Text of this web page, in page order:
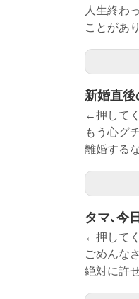
人生終わ
ことがあ
新婚直
←押して
もう心グ
離婚する
タマ､今
←押して
ごめんな
絶対に許